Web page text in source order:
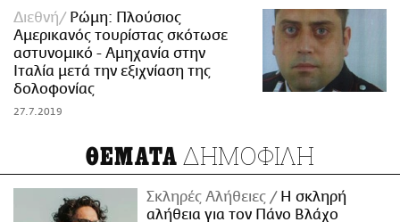
Διεθνή
Ρώμη: Πλούσιος
Αμερικανός τουρίστας σκότωσε
αστυνομικό - Αμηχανία στην
Ιταλία μετά την εξιχνίαση της
δολοφονίας
27.7.2019
ΘΕΜΑΤΑ ΔΗΜΟΦΙΛΗ
Σκληρές Αλήθειες
H σκληρή
αλήθεια για τον Πάνο Βλάχο